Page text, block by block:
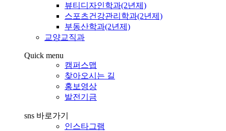
뷰티디자인학과(2년제)
스포츠건강관리학과(2년제)
부동산학과(2년제)
교양교직과
Quick menu
캠퍼스맵
찾아오시는 길
홍보영상
발전기금
sns 바로가기
인스타그램